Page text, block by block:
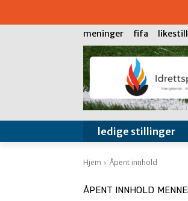
meninger fifa
ledige stillinger
Hjem Åpent innhold
ÅPENT INNHOLD